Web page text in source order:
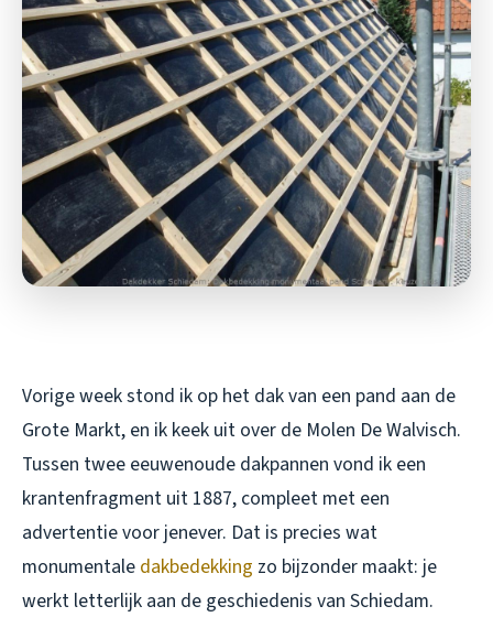
Vorige week stond ik op het dak van een pand aan de
Grote Markt, en ik keek uit over de Molen De Walvisch.
Tussen twee eeuwenoude dakpannen vond ik een
krantenfragment uit 1887, compleet met een
advertentie voor jenever. Dat is precies wat
monumentale dakbedekking zo bijzonder maakt: je
werkt letterlijk aan de geschiedenis van Schiedam.